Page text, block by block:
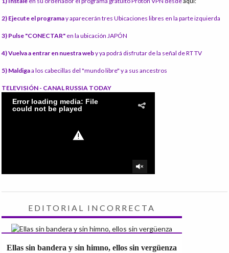
2) Ejecute el programay aparecerán tres Ubicaciones libres en la parte izquierda
3) Pulse "CONECTAR" en la ubicación JAPÓN
4) Vuelva a entrar en nuestra weby ya podrá disfrutar de la señal de RT TV
5) Maldigaa los cabecillas del "mundo libre" y a sus ancestros
TELEVISIÓN - CANAL RUSSIA TODAY
EDITORIAL INCORRECTA
Ellas sin bandera y sin himno, ellos sin vergüenza